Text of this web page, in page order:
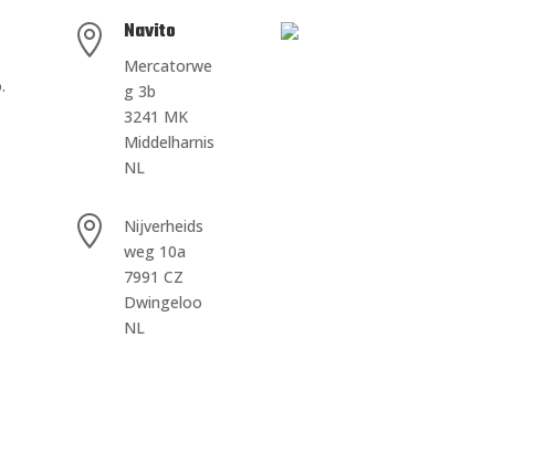
 Navito
Mercatorwe
g 3b
3241 MK
Middelharnis
NL

Nijverheids
weg 10a
7991 CZ
Dwingeloo
NL